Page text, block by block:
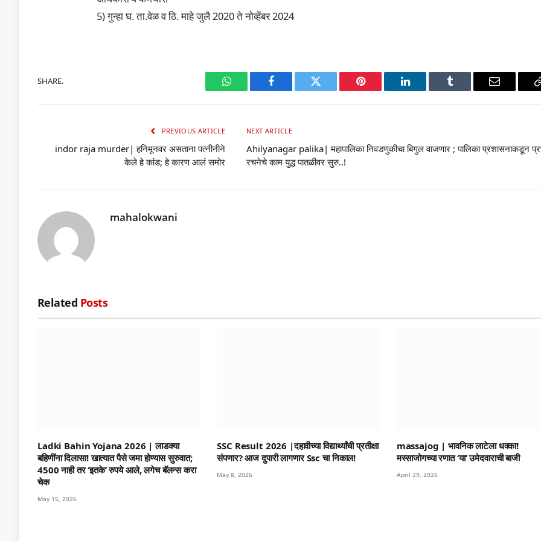
5) गुन्हा घ. ता.वेळ व ठि. माहे जुलै 2020 ते नोव्हेंबर 2024
SHARE.
WhatsAppFacebook Twitter Pinterest LinkedIn Tumblr Email
PREVIOUS ARTICLE
indor raja murder| हनिमूनवर असताना पत्नीनीने
केले हे कांड; हे कारण आलं समोर
NEXT ARTICLE
Ahilyanagar palika| महापालिका निवडणुकीचा बिगुल वाजणार ; पालिका प्रशासनाकडून
रचनेचे काम युद्ध पातळीवर सुरु..!
mahalokwani
Related Posts
Ladki Bahin Yojana 2026 | लाडक्या
बहिणींना दिलासा! खात्यात पैसे जमा होण्यास सुरुवात;
4500 नाही तर ‘इतके’ रुपये आले, लगेच बॅलन्स करा
चेक
May 15, 2026
SSC Result 2026 |दहावीच्या विद्यार्थ्यांची प्रतीक्षा
संपणार? आज दुपारी लागणार Ssc चा निकाल!
May 8, 2026
massajog | भावनिक लाटेला धक्का!
मस्साजोगच्या रणात ‘या’ उमेदवाराची बाजी
April 29, 2026